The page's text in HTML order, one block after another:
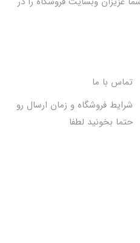
تماس با ما
شرایط فروشگاه و زمان ارسال رو
حتما بخونید لطفا